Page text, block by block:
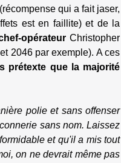
qui a fait jaser,
est en faillite) et de la
opérateurChristopher
2046 par exemple). A ces
prétexte que la majorité
polie et sans offenser
sans nom. Laissez
et qu'il a mis tout
on ne devrait même pas